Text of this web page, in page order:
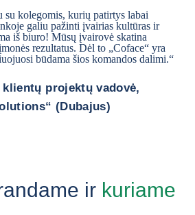
su kolegomis, kurių patirtys labai
galiu pažinti įvairias kultūras ir
iš biuro! Mūsų įvairovė skatina
rezultatus. Dėl to „Coface“ yra
būdama šios komandos dalimi.“
projektų vadovė,
(Dubajus)
ir kuriame